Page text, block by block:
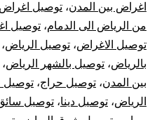
اغراض بين المدن، توصيل
من الرياض الى الدمام، توصيل
توصيل الاغراض، توصيل الرياض،
بالرياض، توصيل بالشهر الرياض،
بين المدن، توصيل حراج، توصيل
الرياض، توصيل دينا، توصيل